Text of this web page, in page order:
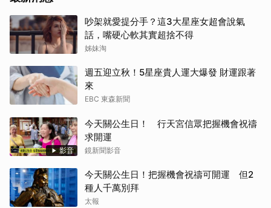
吵架就愛提分手？這3大星座女超會說氣
話，嘴硬心軟其實超捨不得
姊妹淘
週五迎立秋！5星座貴人運大爆發 財運跟著
來
EBC 東森新聞
影音
今天關公生日！ 行天宮信眾把握機會祝禱
求開運
鏡新聞影音
今天關公生日！把握機會祝禱可開運 但2
種人千萬別拜
太報